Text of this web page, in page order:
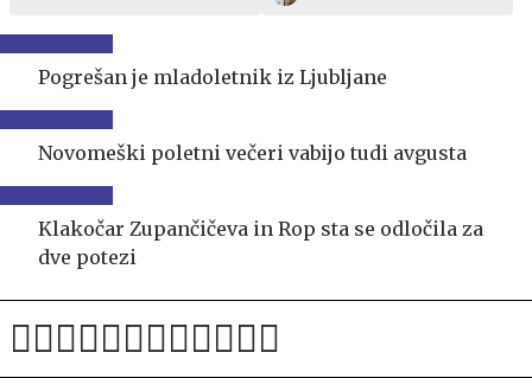
Pogrešan je mladoletnik iz Ljubljane
Novomeški poletni večeri vabijo tudi avgusta
Klakočar Zupančičeva in Rop sta se odločila za
dve potezi